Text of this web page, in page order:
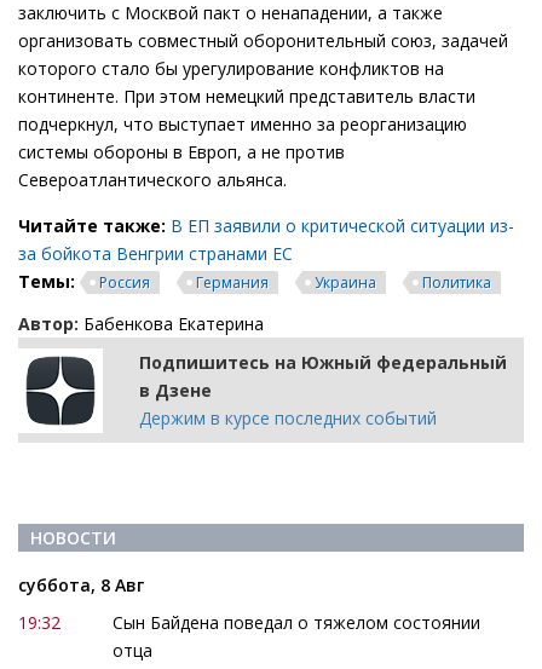
заключить с Москвой пакт о ненападении, а также
организовать совместный оборонительный союз, задачей
которого стало бы урегулирование конфликтов на
континенте. При этом немецкий представитель власти
подчеркнул, что выступает именно за реорганизацию
системы обороны в Европ, а не против
Североатлантического альянса.
Читайте также: В ЕП заявили о критической ситуации из-
за бойкота Венгрии странами ЕС
Темы:
Россия Германия Украина Политика
Автор: Бабенкова Екатерина
Подпишитесь на Южный федеральный
в Дзене
Держим в курсе последних событий
НОВОСТИ
суббота, 8 Авг
19:32
Сын Байдена поведал о тяжелом состоянии
отца